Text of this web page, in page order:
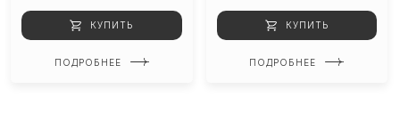
КУПИТЬ
ПОДРОБНЕЕ
КУПИТЬ
ПОДРОБНЕЕ